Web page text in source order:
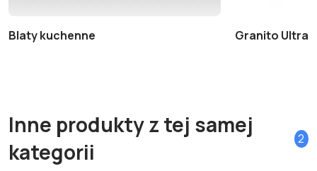
Blaty kuchenne Granito
Inne produkty z tej samej
kategorii
2